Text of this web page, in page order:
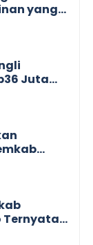
yang
OPD
Juta
TKD di
Ternyata